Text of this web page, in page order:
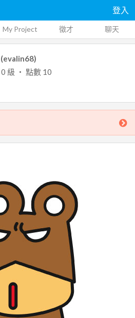
登入
My Project 徵才 聊天
(evalin68)
0 級 ‧ 點數 10